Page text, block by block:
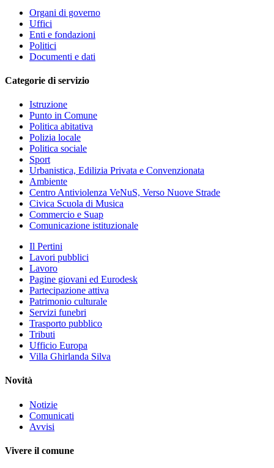
Organi di governo
Uffici
Enti e fondazioni
Politici
Documenti e dati
Categorie di servizio
Istruzione
Punto in Comune
Politica abitativa
Polizia locale
Politica sociale
Sport
Urbanistica, Edilizia Privata e Convenzionata
Ambiente
Centro Antiviolenza VeNuS, Verso Nuove Strade
Civica Scuola di Musica
Commercio e Suap
Comunicazione istituzionale
Il Pertini
Lavori pubblici
Lavoro
Pagine giovani ed Eurodesk
Partecipazione attiva
Patrimonio culturale
Servizi funebri
Trasporto pubblico
Tributi
Ufficio Europa
Villa Ghirlanda Silva
Novità
Notizie
Comunicati
Avvisi
Vivere il comune